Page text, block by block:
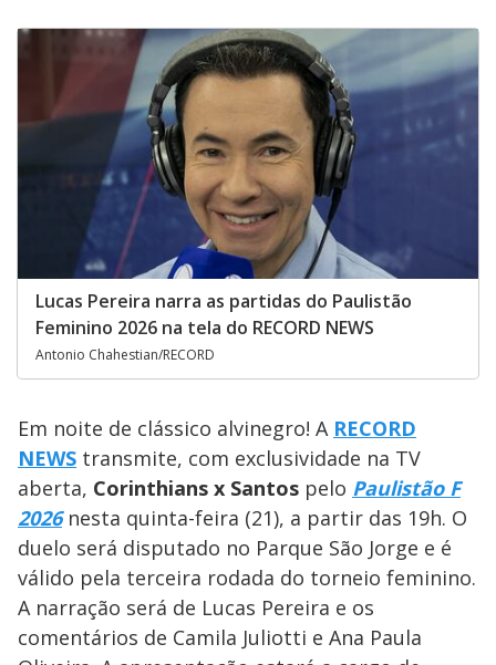
Lucas Pereira narra as partidas do Paulistão
Feminino 2026 na tela do RECORD NEWS
Antonio Chahestian/RECORD
Em noite de clássico alvinegro! A RECORD
NEWS transmite, com exclusividade na TV
aberta, Corinthians x Santos pelo Paulistão F
2026nesta quinta-feira (21), a partir das 19h. O
duelo será disputado no Parque São Jorge e é
válido pela terceira rodada do torneio feminino.
A narração será de Lucas Pereira e os
comentários de Camila Juliotti e Ana Paula